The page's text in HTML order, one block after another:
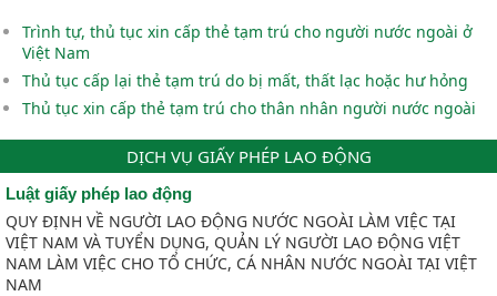
Trình tự, thủ tục xin cấp thẻ tạm trú cho người nước ngoài ở
Việt Nam
Thủ tục cấp lại thẻ tạm trú do bị mất, thất lạc hoặc hư hỏng
Thủ tục xin cấp thẻ tạm trú cho thân nhân người nước ngoài
DỊCH VỤ GIẤY PHÉP LAO ĐỘNG
Luật giấy phép lao động
QUY ĐỊNH VỀ NGƯỜI LAO ĐỘNG NƯỚC NGOÀI LÀM VIỆC TẠI
VIỆT NAM VÀ TUYỂN DỤNG, QUẢN LÝ NGƯỜI LAO ĐỘNG VIỆT
NAM LÀM VIỆC CHO TỔ CHỨC, CÁ NHÂN NƯỚC NGOÀI TẠI VIỆT
NAM